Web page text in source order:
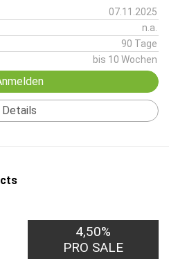
07.11.2025
n.a.
90 Tage
bis 10 Wochen
Details
4,50%
PRO SALE